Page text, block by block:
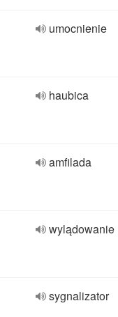
umocnienie
haubica
amfilada
wylądowanie
sygnalizator